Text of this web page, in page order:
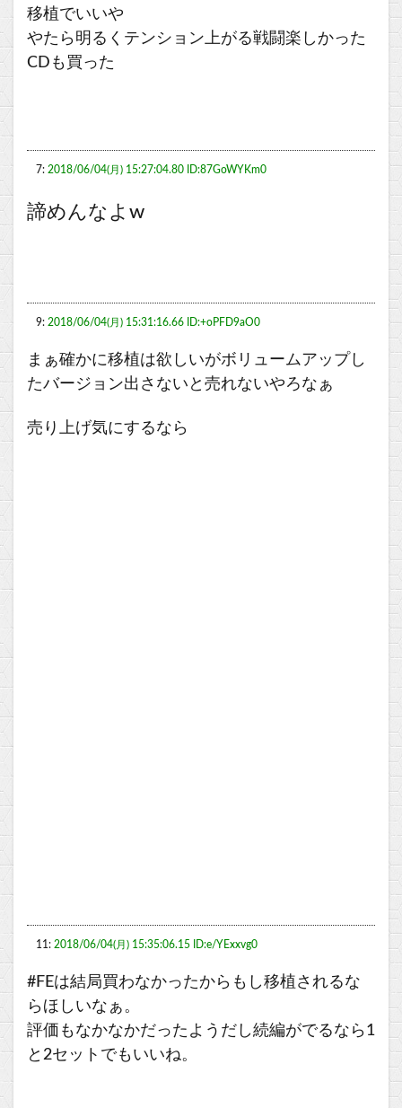
移植でいいや
やたら明るくテンション上がる戦闘楽しかった
CDも買った
7: 2018/06/04(月) 15:27:04.80 ID:87GoWYKm0
諦めんなよw
9: 2018/06/04(月) 15:31:16.66 ID:+oPFD9aO0
まぁ確かに移植は欲しいがボリュームアップし
たバージョン出さないと売れないやろなぁ
売り上げ気にするなら
11: 2018/06/04(月) 15:35:06.15 ID:e/YExxvg0
#FEは結局買わなかったからもし移植されるな
らほしいなぁ。
評価もなかなかだったようだし続編がでるなら1
と2セットでもいいね。